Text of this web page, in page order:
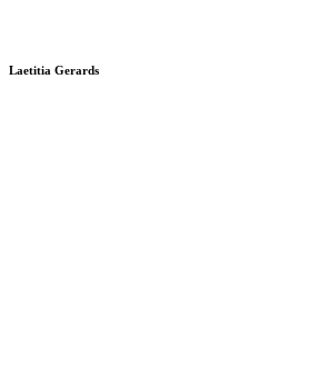
Laetitia Gerards